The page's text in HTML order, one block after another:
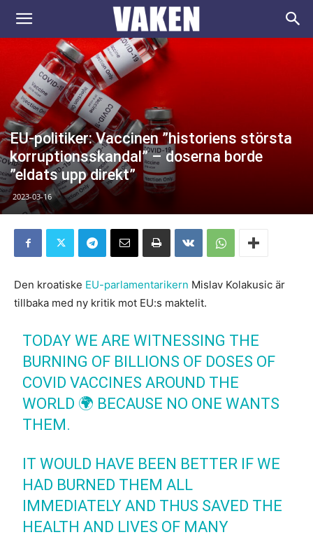
VAKEN.se
EU-politiker: Vaccinen ”historiens största
korruptionsskandal” – doserna borde
”eldats upp direkt”
2023-03-16
Den kroatiske EU-parlamentarikern Mislav Kolakusic är
tillbaka med ny kritik mot EU:s maktelit.
TODAY WE ARE WITNESSING THE
BURNING OF BILLIONS OF DOSES OF
COVID VACCINES AROUND THE
WORLD 🌍 BECAUSE NO ONE WANTS
THEM.
IT WOULD HAVE BEEN BETTER IF WE
HAD BURNED THEM ALL
IMMEDIATELY AND THUS SAVED THE
HEALTH AND LIVES OF MANY